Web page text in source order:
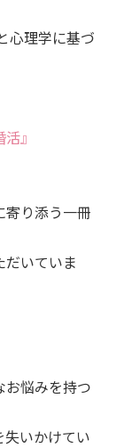
心理学に基づ
』
寄り添う一冊
いていま
お悩みを持つ
いかけてい